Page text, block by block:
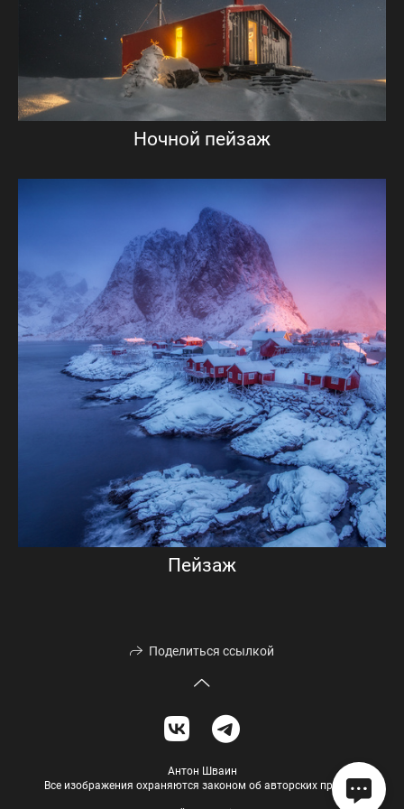
Ночной пейзаж
Пейзаж
Поделиться ссылкой
Антон Шваин
Все изображения охраняются законом об авторских правах.